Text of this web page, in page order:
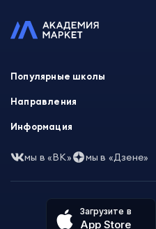
Загрузите в
App Store
Популярные школы
Skillbox
XYZ School
Skillfactory
Talentsy
ProductStar
Направления
Программирование
Маркетинг
Аналитика
Другие профессии
Информация
Часто задаваемые вопросы
Пользовательское соглашение
Политика обработки данных
Избранные курсы
Акции и скидки
мы в «ВК» мы в «Дзене»